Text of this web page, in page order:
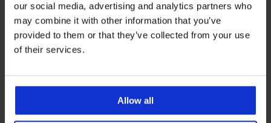
our social media, advertising and analytics partners who
may combine it with other information that you’ve
provided to them or that they’ve collected from your use
of their services.
Allow all